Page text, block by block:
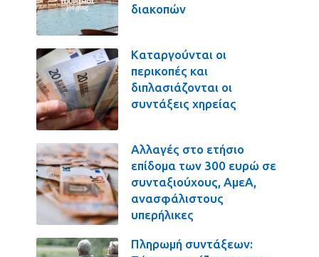
διακοπών
Καταργούνται οι
περικοπές και
διπλασιάζονται οι
συντάξεις χηρείας
Αλλαγές στο ετήσιο
επίδομα των 300 ευρώ σε
συνταξιούχους, ΑμεΑ,
ανασφάλιστους
υπερήλικες
Πληρωμή συντάξεων: